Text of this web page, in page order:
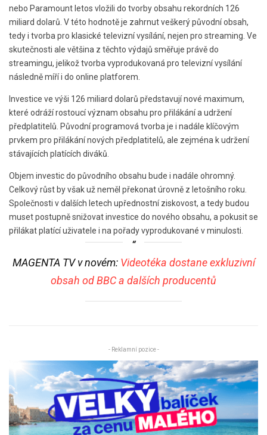
nebo Paramount letos vložili do tvorby obsahu rekordních 126
miliard dolarů. V této hodnotě je zahrnut veškerý původní obsah,
tedy i tvorba pro klasické televizní vysílání, nejen pro streaming. Ve
skutečnosti ale většina z těchto výdajů směřuje právě do
streamingu, jelikož tvorba vyprodukovaná pro televizní vysílání
následně míří i do online platforem.
Investice ve výši 126 miliard dolarů představují nové maximum,
které odráží rostoucí význam obsahu pro přilákání a udržení
předplatitelů. Původní programová tvorba je i nadále klíčovým
prvkem pro přilákání nových předplatitelů, ale zejména k udržení
stávajících platících diváků.
Objem investic do původního obsahu bude i nadále ohromný.
Celkový růst by však už neměl překonat úrovně z letošního roku.
Společnosti v dalších letech upřednostní ziskovost, a tedy budou
muset postupně snižovat investice do nového obsahu, a pokusit se
přilákat platící uživatele i na pořady vyprodukované v minulosti.
MAGENTA TV v novém: Videotéka dostane exkluzivní
obsah od BBC a dalších producentů
- Reklamní pozice -